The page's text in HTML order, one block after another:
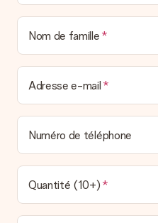
Nom de famille
Adresse e-mail
Numéro de téléphone
Quantité (10+)